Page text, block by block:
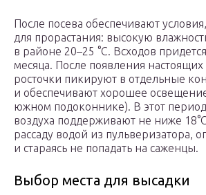
После посева обеспечивают
для прорастания: высокую
в районе 20–25 °C. Всходов
месяца. После появления настоящих
росточки пикируют в отдельные
и обеспечивают хорошее
южном подоконнике). В этот
воздуха поддерживают не ниже
рассаду водой из пульверизатора,
и стараясь не попадать на саженцы.
Выбор места для высадки